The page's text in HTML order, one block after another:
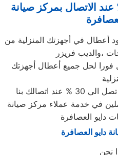
تصل الى 30% عند الاتصال بمركز صيانة
أعطال في أجهزتك المنزلية من
،والديب فريزر
فورا لحل جميع أعطال أجهزتك
اتصالك بنا
في خدمة عملاء مركز صيانة
دايو العصافرة
دايو العصافرة
نحن